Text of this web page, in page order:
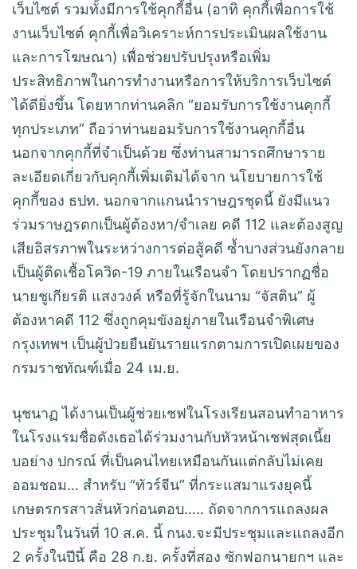
เว็บไซต์ รวมทั้งมีการใช้คุกกี้อื่น (อาทิ คุกกี้เพื่อการใช้
งานเว็บไซต์ คุกกี้เพื่อวิเคราะห์การประเมินผลใช้งาน
และการโฆษณา) เพื่อช่วยปรับปรุงหรือเพิ่ม
ประสิทธิภาพในการทำงานหรือการให้บริการเว็บไซต์
ได้ดียิ่งขึ้น โดยหากท่านคลิก “ยอมรับการใช้งานคุกกี้
ทุกประเภท” ถือว่าท่านยอมรับการใช้งานคุกกี้อื่น
นอกจากคุกกี้ที่จำเป็นด้วย ซึ่งท่านสามารถศึกษาราย
ละเอียดเกี่ยวกับคุกกี้เพิ่มเติมได้จาก นโยบายการใช้
คุกกี้ของ ธปท. นอกจากแกนนำราษฎรชุดนี้ ยังมีแนว
ร่วมราษฎรตกเป็นผู้ต้องหา/จำเลย คดี 112 และต้องสูญ
เสียอิสรภาพในระหว่างการต่อสู้คดี ซ้ำบางส่วนยังกลาย
เป็นผู้ติดเชื้อโควิด-19 ภายในเรือนจำ โดยปรากฏชื่อ
นายชูเกียรติ แสงวงค์ หรือที่รู้จักในนาม “จัสติน” ผู้
ต้องหาคดี 112 ซึ่งถูกคุมขังอยู่ภายในเรือนจำพิเศษ
กรุงเทพฯ เป็นผู้ป่วยยืนยันรายแรกตามการเปิดเผยของ
กรมราชทัณฑ์เมื่อ 24 เม.ย.
นุชนาฏ ได้งานเป็นผู้ช่วยเชฟในโรงเรียนสอนทําอาหาร
ในโรงแรมชื่อดังเธอได้ร่วมงานกับหัวหน้าเชฟสุดเนี้ย
บอย่าง ปกรณ์ ที่เป็นคนไทยเหมือนกันแต่กลับไม่เคย
ออมชอม… สำหรับ “ทัวร์จีน” ที่กระแสมาแรงยุคนี้
เกษตรกรสาวสั่นหัวก่อนตอบ….. ถัดจากการแถลงผล
ประชุมในวันที่ 10 ส.ค. นี้ กนง.จะมีประชุมและแถลงอีก
2 ครั้งในปีนี้ คือ 28 ก.ย. ครั้งที่สอง ซักฟอกนายกฯ และ